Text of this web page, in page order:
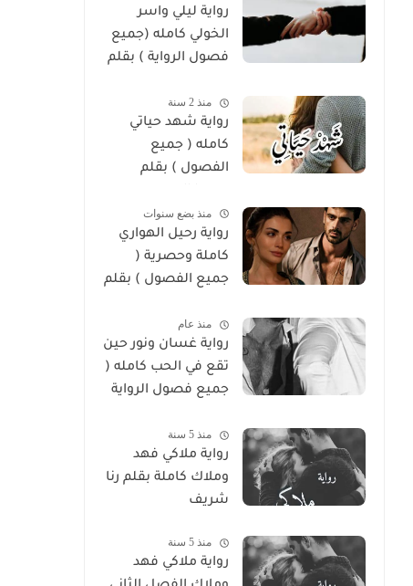
رواية ليلي واسر
الخولي كامله (جميع
فصول الرواية ) بقلم
منذ 2 سنة
رواية شهد حياتي
كامله ( جميع
الفصول ) بقلم
منذ بضع سنوات
رواية رحيل الهواري
كاملة وحصرية (
جميع الفصول ) بقلم
منذ عام
رواية غسان ونور حين
تقع في الحب كامله (
جميع فصول الرواية
منذ 5 سنة
رواية ملاكي فهد
وملاك كاملة بقلم رنا
شريف
منذ 5 سنة
رواية ملاكي فهد